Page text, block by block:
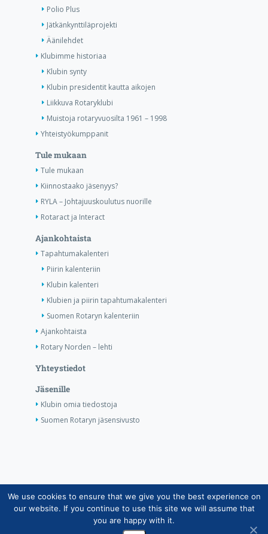
Polio Plus
Jätkänkynttiläprojekti
Äänilehdet
Klubimme historiaa
Klubin synty
Klubin presidentit kautta aikojen
Liikkuva Rotaryklubi
Muistoja rotaryvuosilta 1961 – 1998
Yhteistyökumppanit
Tule mukaan
Tule mukaan
Kiinnostaako jäsenyys?
RYLA – Johtajuuskoulutus nuorille
Rotaract ja Interact
Ajankohtaista
Tapahtumakalenteri
Piirin kalenteriin
Klubin kalenteri
Klubien ja piirin tapahtumakalenteri
Suomen Rotaryn kalenteriin
Ajankohtaista
Rotary Norden – lehti
Yhteystiedot
Jäsenille
Klubin omia tiedostoja
Suomen Rotaryn jäsensivusto
Copyright © Suomen Rotarypalvelu ry 2026 |
Jäsentietojärjestelmän tietosuojaseloste| Henkilötietojen
käsittely Rotarytoiminnassa
We use cookies to ensure that we give you the best experience on
our website. If you continue to use this site we will assume that
you are happy with it.